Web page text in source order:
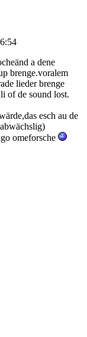
a dene
brenge.voralem
lieder brenge
of de sound lost.
esch au de
omeforsche